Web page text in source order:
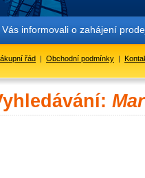
informovali o zahájení
řád | Obchodní podmínky |